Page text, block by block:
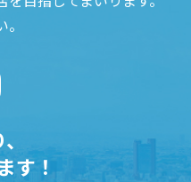
す！